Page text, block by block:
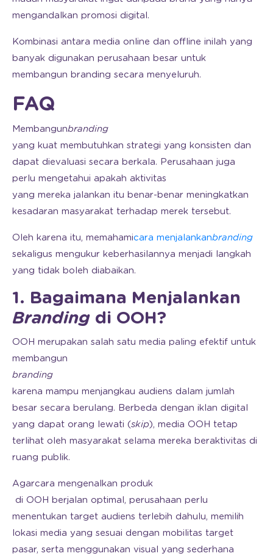
mengandalkan promosi digital.
Kombinasi antara media online dan offline inilah yang
banyak digunakan perusahaan besar untuk
membangun branding secara menyeluruh.
FAQ
Membangunbranding
yang kuat membutuhkan strategi yang konsisten dan
dapat dievaluasi secara berkala. Perusahaan juga
perlu mengetahui apakah aktivitas
yang mereka jalankan itu benar-benar meningkatkan
kesadaran masyarakat terhadap merek tersebut.
Oleh karena itu, memahamicara menjalankanbranding
sekaligus mengukur keberhasilannya menjadi langkah
yang tidak boleh diabaikan.
1. Bagaimana Menjalankan
Branding di OOH?
OOH merupakan salah satu media paling efektif untuk
membangun
branding
karena mampu menjangkau audiens dalam jumlah
besar secara berulang. Berbeda dengan iklan digital
yang dapat orang lewati (skip), media OOH tetap
terlihat oleh masyarakat selama mereka beraktivitas di
ruang publik.
Agarcara mengenalkan produk
di OOH berjalan optimal, perusahaan perlu
menentukan target audiens terlebih dahulu, memilih
lokasi media yang sesuai dengan mobilitas target
pasar, serta menggunakan visual yang sederhana